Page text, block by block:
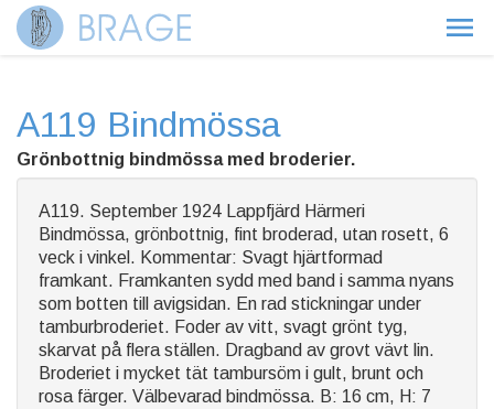
A119 Bindmössa
Grönbottnig bindmössa med broderier.
A119. September 1924 Lappfjärd Härmeri
Bindmössa, grönbottnig, fint broderad, utan rosett, 6
veck i vinkel. Kommentar: Svagt hjärtformad
framkant. Framkanten sydd med band i samma nyans
som botten till avigsidan. En rad stickningar under
tamburbroderiet. Foder av vitt, svagt grönt tyg,
skarvat på flera ställen. Dragband av grovt vävt lin.
Broderiet i mycket tät tambursöm i gult, brunt och
rosa färger. Välbevarad bindmössa. B: 16 cm, H: 7